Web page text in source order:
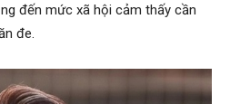
đến mức xã hội cảm thấy cần
đe.